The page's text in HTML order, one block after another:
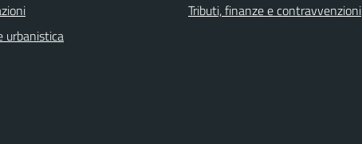
urbanistica
Tributi, finanze e contravvenzioni